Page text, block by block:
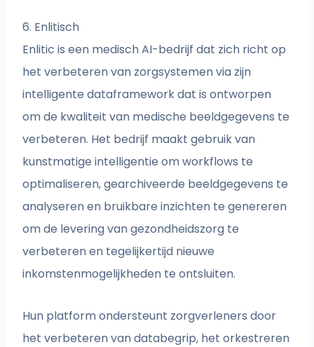
6. Enlitisch
Enlitic is een medisch AI-bedrijf dat zich richt op
het verbeteren van zorgsystemen via zijn
intelligente dataframework dat is ontworpen
om de kwaliteit van medische beeldgegevens te
verbeteren. Het bedrijf maakt gebruik van
kunstmatige intelligentie om workflows te
optimaliseren, gearchiveerde beeldgegevens te
analyseren en bruikbare inzichten te genereren
om de levering van gezondheidszorg te
verbeteren en tegelijkertijd nieuwe
inkomstenmogelijkheden te ontsluiten.
Hun platform ondersteunt zorgverleners door
het verbeteren van databegrip, het orkestreren